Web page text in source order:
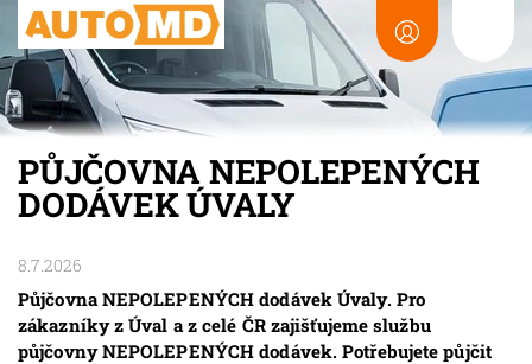
PŮJČOVNA NEPOLEPENÝCH
DODÁVEK ÚVALY
8.7.2026
Půjčovna NEPOLEPENÝCH dodávek Úvaly. Pro
zákazníky z Úval a z celé ČR zajišťujeme službu
půjčovny NEPOLEPENÝCH dodávek. Potřebujete půjčit